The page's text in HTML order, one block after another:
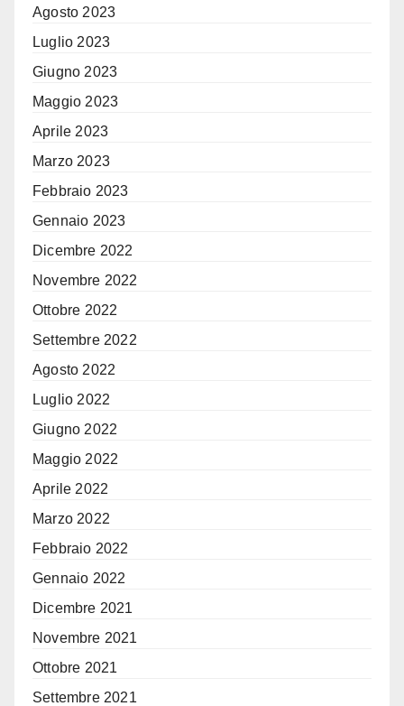
Agosto 2023
Luglio 2023
Giugno 2023
Maggio 2023
Aprile 2023
Marzo 2023
Febbraio 2023
Gennaio 2023
Dicembre 2022
Novembre 2022
Ottobre 2022
Settembre 2022
Agosto 2022
Luglio 2022
Giugno 2022
Maggio 2022
Aprile 2022
Marzo 2022
Febbraio 2022
Gennaio 2022
Dicembre 2021
Novembre 2021
Ottobre 2021
Settembre 2021